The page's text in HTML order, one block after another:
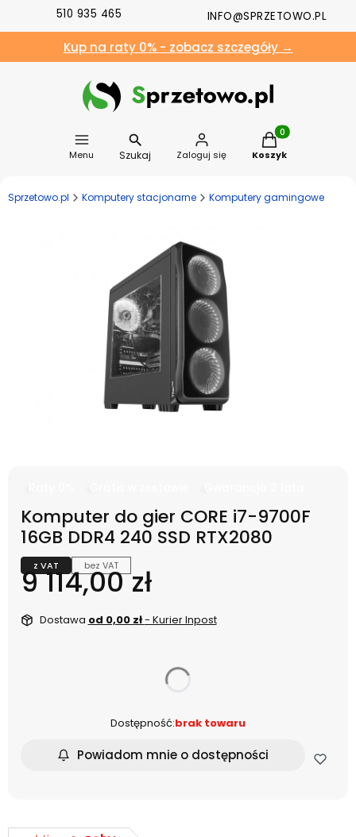
510 935 465 INFO@SPRZETOWO.PL
Kup na raty 0% - zobacz szczegóły →
Menu Szukaj Zaloguj się
Produkty w
Koszyk
Sprzetowo.pl Komputery stacjonarne Komputery gamingowe
Komputer do gier CORE i7-9700F
16GB DDR4 240 SSD RTX2080
z VAT bez VAT
Cena
9 114,00 zł
Dostawa od 0,00 zł- Kurier Inpost
Dostępność:brak towaru
Powiadom mnie o dostępności